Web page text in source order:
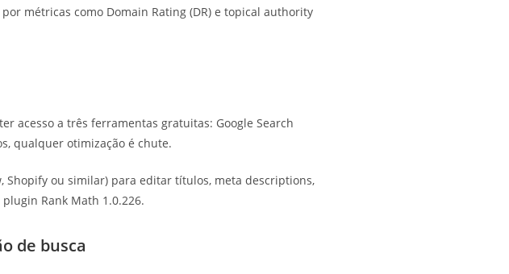
métricas como Domain Rating (DR) e topical authority
acesso a três ferramentas gratuitas: Google Search
qualquer otimização é chute.
Shopify ou similar) para editar títulos, meta descriptions,
Rank Math 1.0.226.
de busca